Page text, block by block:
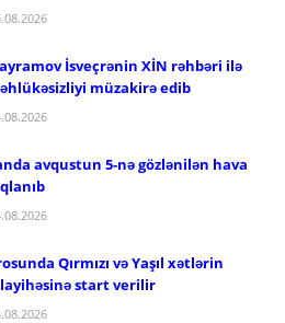
İsveçrənin XİN rəhbəri ilə
müzakirə edib
avqustun 5-nə gözlənilən hava
Qırmızı və Yaşıl xətlərin
layihəsinə start verilir